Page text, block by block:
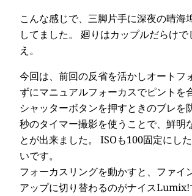
こんな感じで、三脚片手に深夜の晴海
してました。 廻りはカップルだらけで
え。
今回は、前回の反省を活かしオートフ
ずにマニュアルフォーカスでピントを
シャッターボタンを押すときのブレを
秒のタイマー撮影を使うことで、鮮明
とが出来ました。 ISOも100固定にし
いです。
フォーカスリングを動かすと、ファイ
アップに切り替わるのがナイス